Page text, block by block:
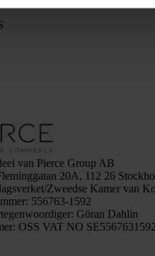
van Pierce Group AB
20A, 112 26
Zweedse Kamer van
556763-1592
Göran Dahlin
OSS VAT NO